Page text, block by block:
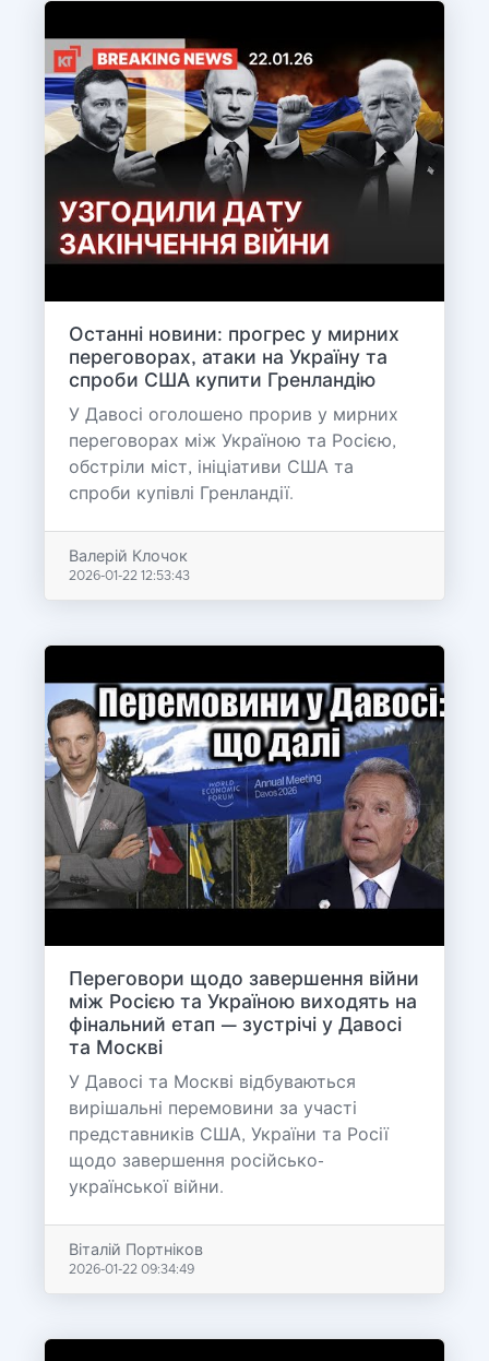
Останні новини: прогрес у мирних
переговорах, атаки на Україну та
спроби США купити Гренландію
У Давосі оголошено прорив у мирних
переговорах між Україною та Росією,
обстріли міст, ініціативи США та
спроби купівлі Гренландії.
Валерій Клочок
2026-01-22 12:53:43
Переговори щодо завершення війни
між Росією та Україною виходять на
фінальний етап — зустрічі у Давосі
та Москві
У Давосі та Москві відбуваються
вирішальні перемовини за участі
представників США, України та Росії
щодо завершення російсько-
української війни.
Віталій Портніков
2026-01-22 09:34:49